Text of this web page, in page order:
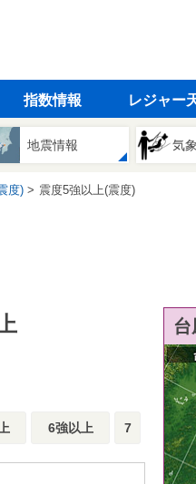
指数情報 レジャー
地震情報 気
度) 震度5強以上(震度)
6強以上 7